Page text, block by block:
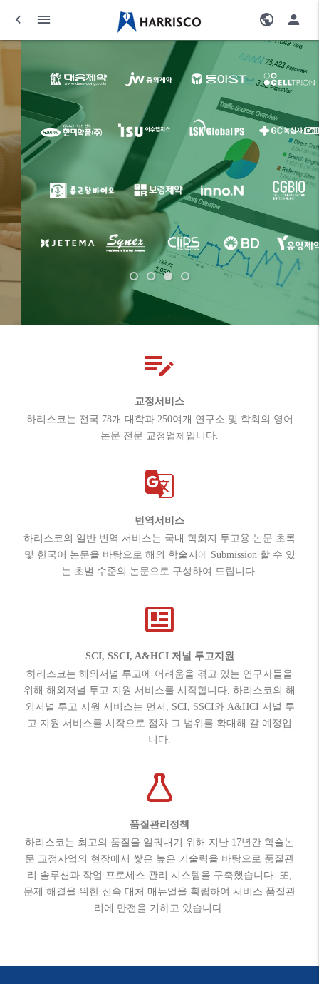
교정서비스
하리스코는 전국 78개 대학과 250여개 연구소 및 학회의 영어
논문 전문 교정업체입니다.
번역서비스
하리스코의 일반 번역 서비스는 국내 학회지 투고용 논문 초록
및 한국어 논문을 바탕으로 해외 학술지에 Submission 할 수 있
는 초벌 수준의 논문으로 구성하여 드립니다.
SCI, SSCI, A&HCI 저널 투고지원
하리스코는 해외저널 투고에 어려움을 겪고 있는 연구자들을
위해 해외저널 투고 지원 서비스를 시작합니다. 하리스코의 해
외저널 투고 지원 서비스는 먼저, SCI, SSCI와 A&HCI 저널 투
고 지원 서비스를 시작으로 점차 그 범위를 확대해 갈 예정입
니다.
품질관리정책
하리스코는 최고의 품질을 일궈내기 위해 지난 17년간 학술논
문 교정사업의 현장에서 쌓은 높은 기술력을 바탕으로 품질관
리 솔루션과 작업 프로세스 관리 시스템을 구축했습니다. 또,
문제 해결을 위한 신속 대처 매뉴얼을 확립하여 서비스 품질관
리에 만전을 기하고 있습니다.